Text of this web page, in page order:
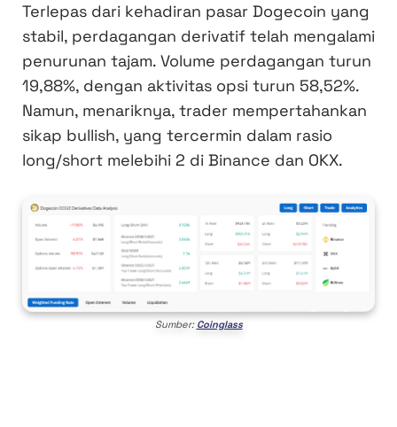
Terlepas dari kehadiran pasar Dogecoin yang
stabil, perdagangan derivatif telah mengalami
penurunan tajam. Volume perdagangan turun
19,88%, dengan aktivitas opsi turun 58,52%.
Namun, menariknya, trader mempertahankan
sikap bullish, yang tercermin dalam rasio
long/short melebihi 2 di Binance dan OKX.
Sumber: Coinglass